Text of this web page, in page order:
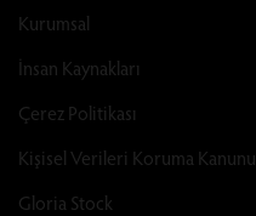
Kurumsal
İnsan Kaynakları
Çerez Politikası
Kişisel Verileri Koruma Kanunu
Gloria Stock